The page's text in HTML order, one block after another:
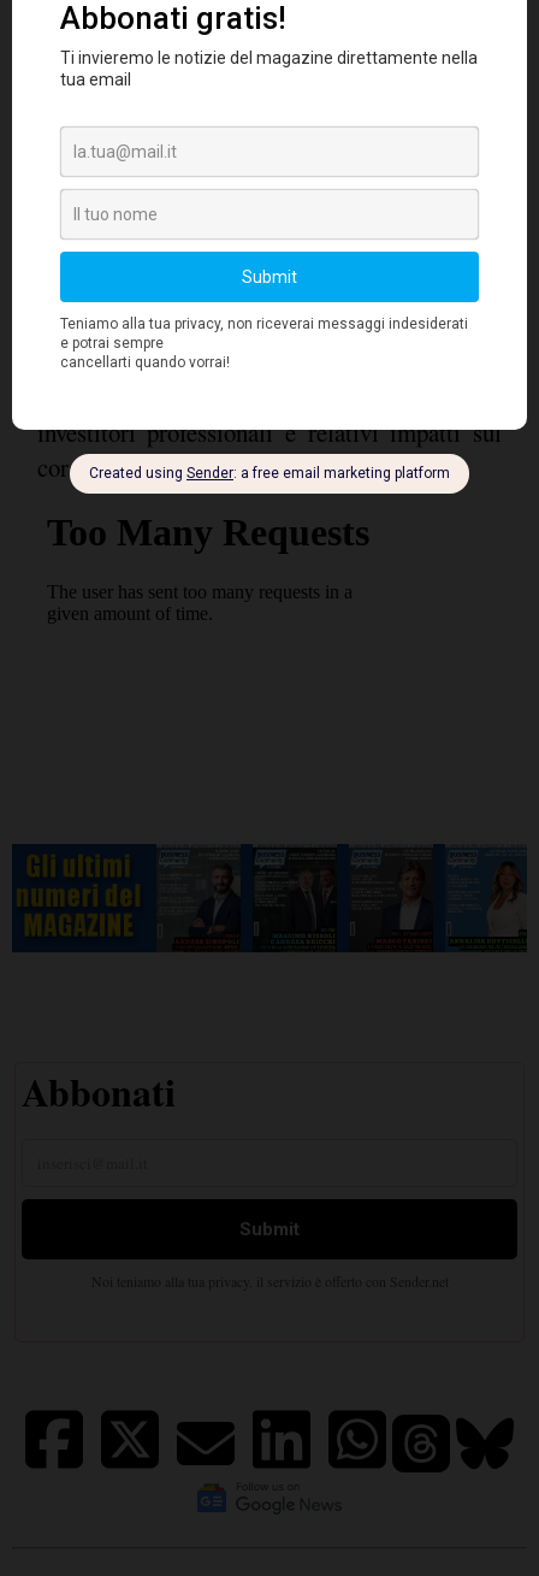
investire.
4. Tenere d'occhio i rapporti
importante è il "p/u" (rapporto tra il prezzo di
mercato dell'azione e gli utili per azione): un
valore troppo alto indica che il titolo è già
molto sopravvalutato dal mercato.
5. Controllare periodicamente i volumi
trattati dei titoli che si intendono
acquistare, perché anomali incrementi delle
quantità trattate giornalmente possono
investitori professionali e relativi impatti sul
corso azionario.